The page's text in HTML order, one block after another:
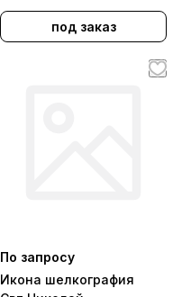
под заказ
По запросу
Икона шелкография